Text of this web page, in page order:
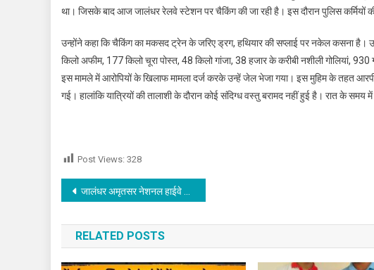
था। जिसके बाद आज जालंधर रेलवे स्टेशन पर चैकिंग की जा रही है। इस दौरान पुलिस कर्मियों
उन्होंने कहा कि चैकिंग का मकसद ट्रेन के जरिए ड्रग, हथियार की सप्लाई पर नकेल कसना
किलो अफीम, 177 किलो चूरा पोस्त, 48 किलो गांजा, 38 हजार के करीबी नशीली गोलियां,
इस मामले में आरोपियों के खिलाफ मामला दर्ज करके उन्हें जेल भेजा गया। इस मुहिम के तहत
गई। हालांकि यात्रियों की तालाशी के दौरान कोई संदिग्ध वस्तु बरामद नहीं हुई है। रात के समय में
Post Views: 328
Post navigation
जालंधर अमृतसर नेशनल हाईवे पर हुआ भयानक हादसा, कार चालक दो युवकों के आर पार हुआ सरिया
RELATED POSTS